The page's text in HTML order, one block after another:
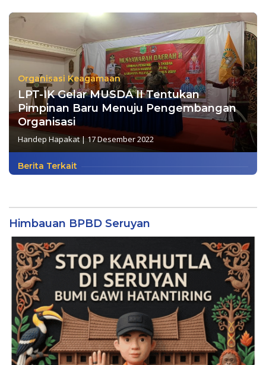
Organisasi Keagamaan
LPT-IK Gelar MUSDA II Tentukan
Pimpinan Baru Menuju Pengembangan
Organisasi
Handep Hapakat|17 Desember 2022
Berita Terkait
Himbauan BPBD Seruyan